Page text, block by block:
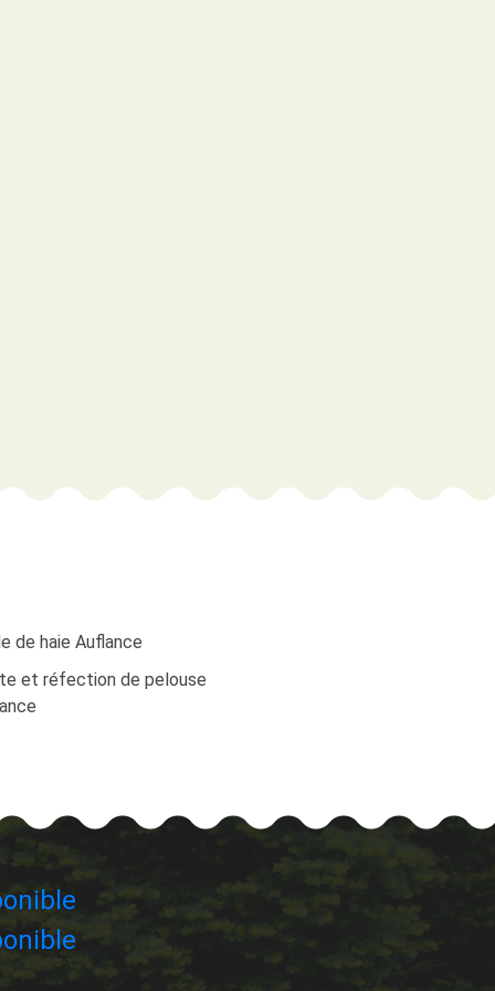
de haie Auflance
et réfection de pelouse